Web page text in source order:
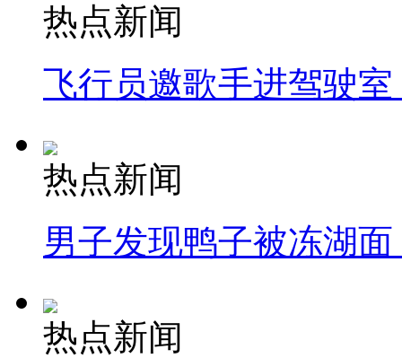
热点新闻
飞行员邀歌手进驾驶
热点新闻
男子发现鸭子被冻湖
热点新闻